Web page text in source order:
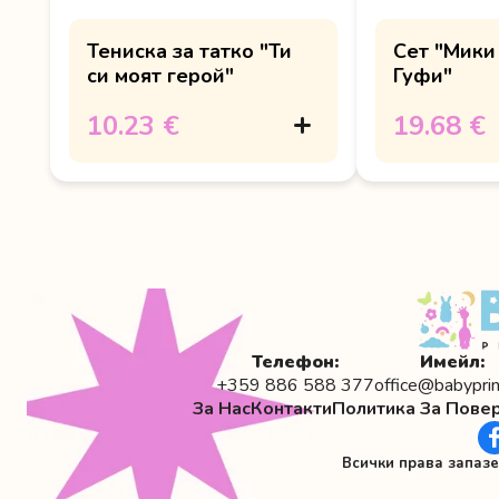
Тениска за татко "Ти
си моят герой"
10.23 €
Сет "Мики
Гуфи"
19.68 €
Телефон:
+359 886 588 377
Имейл:
За НасКонтактиПолитика За
Всички права